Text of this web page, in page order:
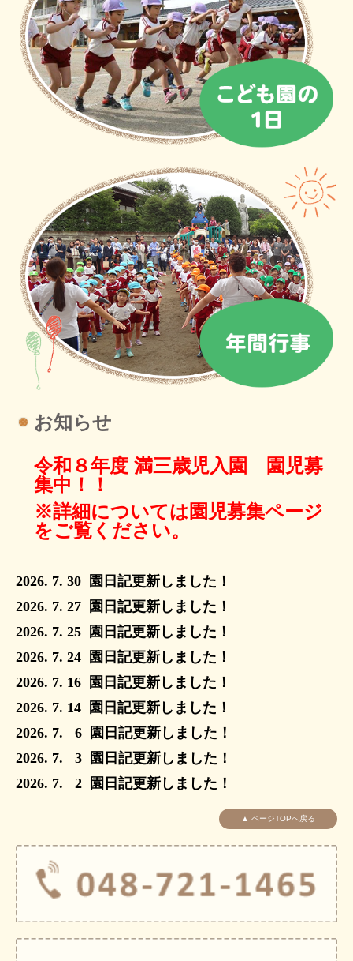
お知らせ
令和８年度 満三歳児入園 園児募
集中！！
※詳細については園児募集ページ
をご覧ください。
2026. 7. 30 園 日記更新しました ！
2026. 7. 27 園 日記更新しました ！
2026. 7. 25 園 日記更新しました ！
2026. 7. 24 園 日記更新しました ！
2026. 7. 16 園 日記更新しました ！
2026. 7. 14 園 日記更新しました ！
2026. 7. 6 園 日記更新しました ！
2026. 7. 3 園 日記更新しました ！
2026. 7. 2 園 日記更新しました ！
▲ ページTOPへ戻る